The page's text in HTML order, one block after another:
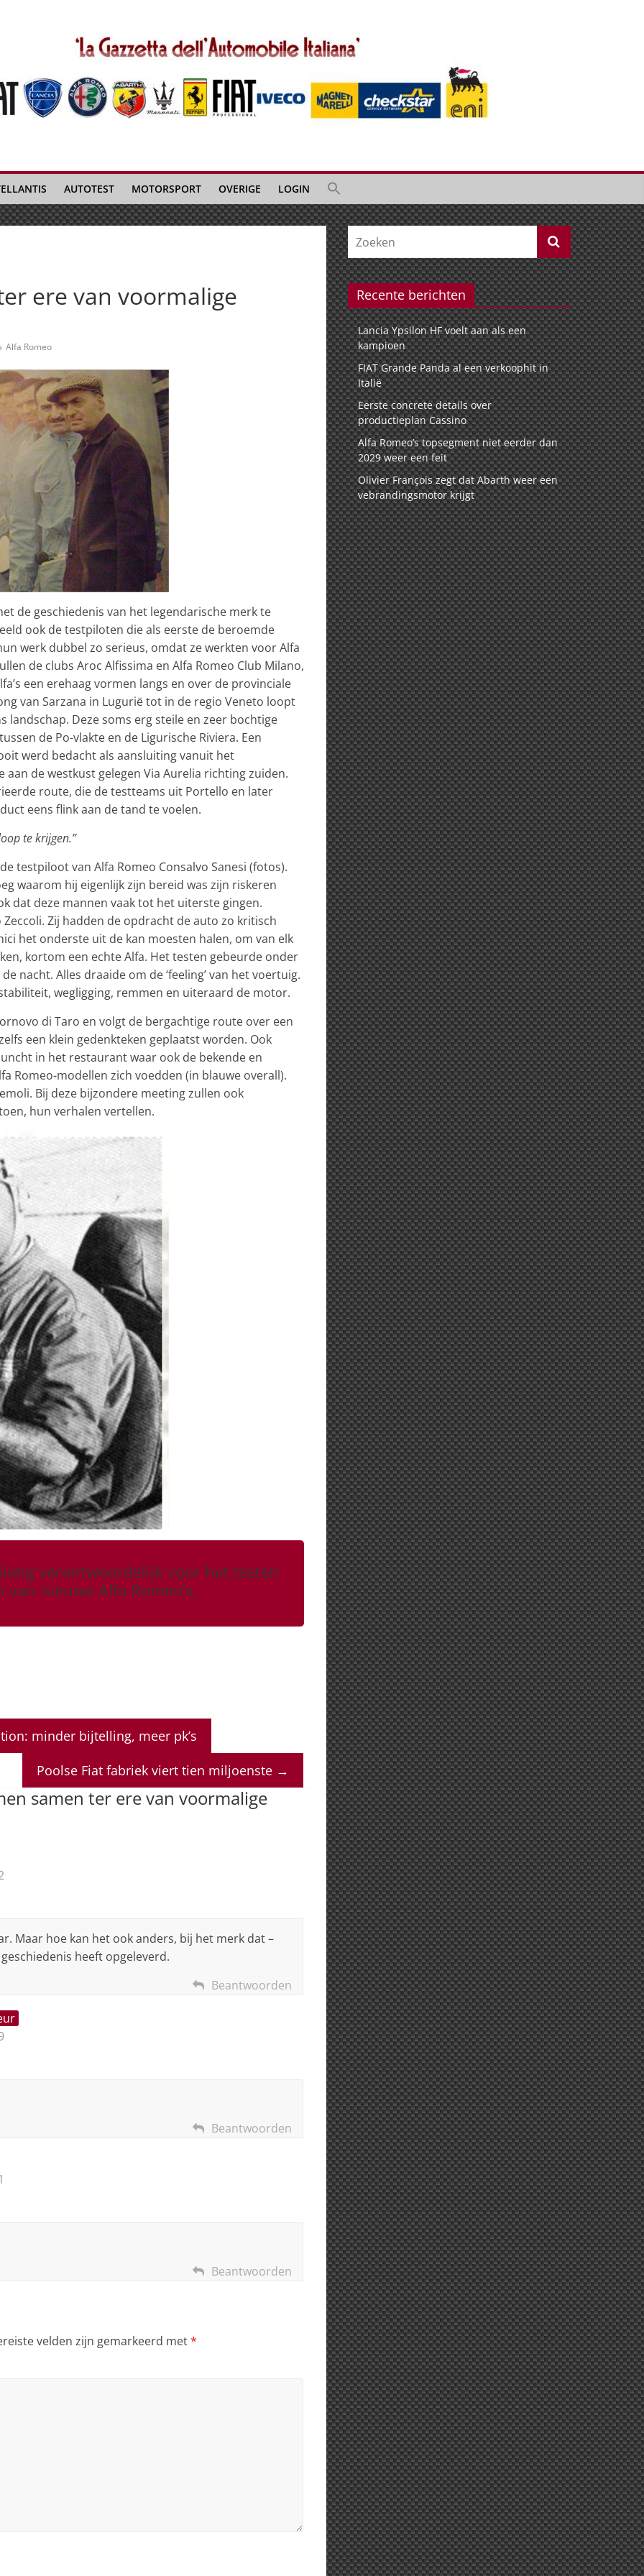
AUTOTEST MOTORSPORT OVERIGE LOGIN
ere van voormalige
Alfa Romeo
de geschiedenis van het legendarische merk te
ook de testpiloten die als eerste de beroemde
werk dubbel zo serieus, omdat ze werkten voor Alfa
de clubs Aroc Alfissima en Alfa Romeo Club Milano,
een erehaag vormen langs en over de provinciale
van Sarzana in Lugurië tot in de regio Veneto loopt
landschap. Deze soms erg steile en zeer bochtige
de Po-vlakte en de Ligurische Riviera. Een
werd bedacht als aansluiting vanuit het
de westkust gelegen Via Aurelia richting zuiden.
route, die de testteams uit Portello en later
eens flink aan de tand te voelen.
te krijgen.”
testpiloot van Alfa Romeo Consalvo Sanesi (fotos).
waarom hij eigenlijk zijn bereid was zijn riskeren
dat deze mannen vaak tot het uiterste gingen.
Zij hadden de opdracht de auto zo kritisch
het onderste uit de kan moesten halen, om van elk
kortom een echte Alfa. Het testen gebeurde onder
nacht. Alles draaide om de ‘feeling’ van het voertuig.
wegligging, remmen en uiteraard de motor.
di Taro en volgt de bergachtige route over een
een klein gedenkteken geplaatst worden. Ook
in het restaurant waar ook de bekende en
Romeo-modellen zich voedden (in blauwe overall).
Bij deze bijzondere meeting zullen ook
hun verhalen vertellen.
verantwoordelijk voor het testen
nieuwe Alfa Romeo’s.
minder bijtelling, meer pk’s
Poolse Fiat fabriek viert tien miljoenste →
samen ter ere van voormalige
Maar hoe kan het ook anders, bij het merk dat –
heeft opgeleverd.
Beantwoorden
Beantwoorden
Beantwoorden
velden zijn gemarkeerd met*
Recente berichten
Lancia Ypsilon HF voelt aan als een
kampioen
FIAT Grande Panda al een verkoophit in
Italië
Eerste concrete details over
productieplan Cassino
Alfa Romeo’s topsegment niet eerder dan
2029 weer een feit
Olivier François zegt dat Abarth weer een
vebrandingsmotor krijgt